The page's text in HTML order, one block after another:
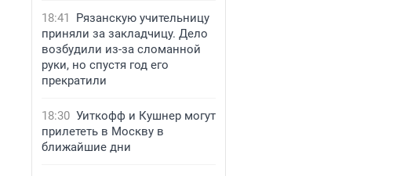
18:41
Рязанскую учительницу
приняли за закладчицу. Дело
возбудили из-за сломанной
руки, но спустя год его
прекратили
18:30 Уиткофф и Кушнер могут
прилететь в Москву в
ближайшие дни